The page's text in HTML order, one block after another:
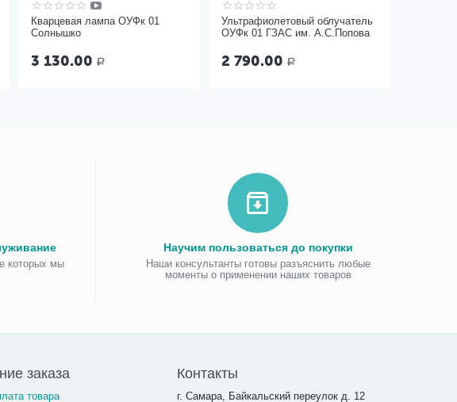
Кварцевая лампа ОУФк 01
Солнышко
3 130.00 Р
Ультрафиолетовый облучатель
ОУФк 01 ГЗАС им. А.С.Попова
2 790.00 Р
которых мы
Научим пользоваться до покупки
Наши консультанты готовы разъяснить любые
моменты о применении наших товаров
заказа
товара
Контакты
г. Самара, Байкальский переулок д. 12